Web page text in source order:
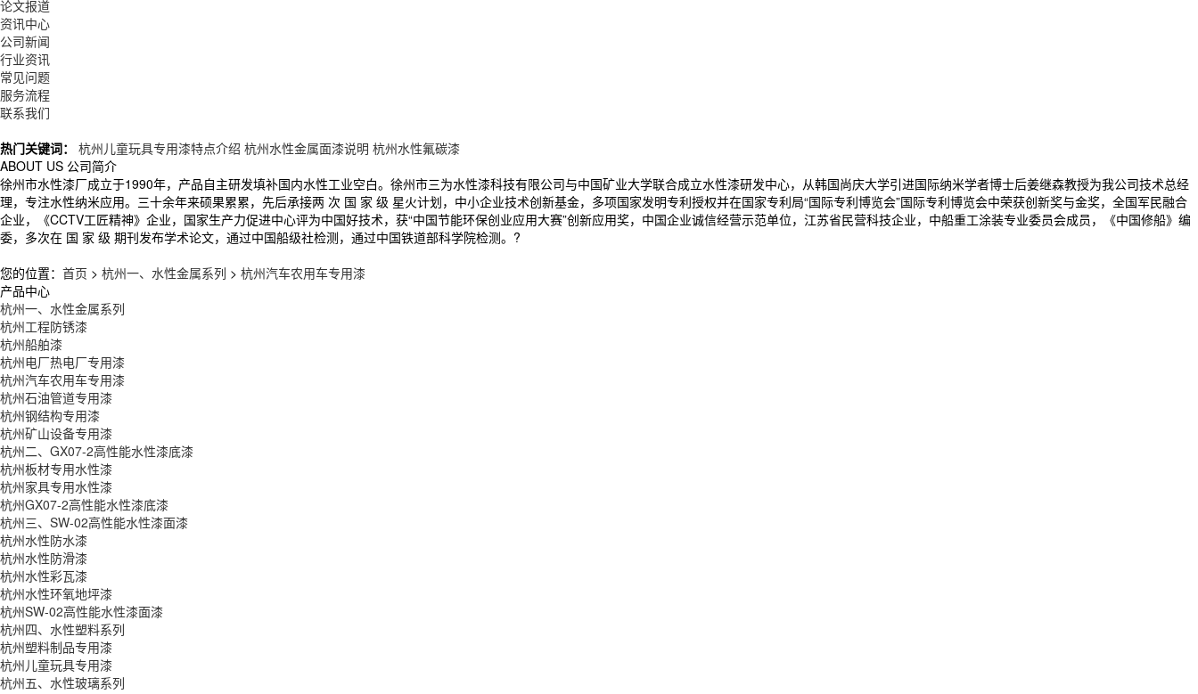
论文报道
资讯中心
公司新闻
行业资讯
常见问题
服务流程
联系我们
热门关键词：
杭州儿童玩具专用漆特点介绍 杭州水性金属面漆说明 杭州水性氟碳漆
ABOUT US 公司简介
徐州市水性漆厂成立于1990年，产品自主研发填补国内水性工业空白。徐州市三为水性漆科技有限公司与中国矿业大学联合成立水性漆研发中心，从韩国尚庆大学引进国际纳米学者博士后姜继森教授为我公司技术总经
理，专注水性纳米应用。三十余年来硕果累累，先后承接两 次 国 家 级 星火计划，中小企业技术创新基金，多项国家发明专利授权并在国家专利局“国际专利博览会”国际专利博览会中荣获创新奖与金奖，全国军民融合
企业，《CCTV工匠精神》企业，国家生产力促进中心评为中国好技术，获“中国节能环保创业应用大赛”创新应用奖，中国企业诚信经营示范单位，江苏省民营科技企业，中船重工涂装专业委员会成员，《中国修船》编
委，多次在 国 家 级 期刊发布学术论文，通过中国船级社检测，通过中国铁道部科学院检测。?
您的位置： 首页 > 杭州一、水性金属系列 > 杭州汽车农用车专用漆
产品中心
杭州一、水性金属系列
杭州工程防锈漆
杭州船舶漆
杭州电厂热电厂专用漆
杭州汽车农用车专用漆
杭州石油管道专用漆
杭州钢结构专用漆
杭州矿山设备专用漆
杭州二、GX07-2高性能水性漆底漆
杭州板材专用水性漆
杭州家具专用水性漆
杭州GX07-2高性能水性漆底漆
杭州三、SW-02高性能水性漆面漆
杭州水性防水漆
杭州水性防滑漆
杭州水性彩瓦漆
杭州水性环氧地坪漆
杭州SW-02高性能水性漆面漆
杭州四、水性塑料系列
杭州塑料制品专用漆
杭州儿童玩具专用漆
杭州五、水性玻璃系列